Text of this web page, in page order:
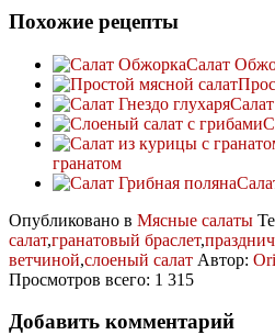
Похожие рецепты
Салат
гранатом
Опубликовано в Мясные салаты
салат,гранатовый браслет,
ветчиной,слоеный салат Автор:
Просмотров всего: 1 315
Добавить комментарий